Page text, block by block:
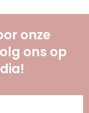
onze
ons op